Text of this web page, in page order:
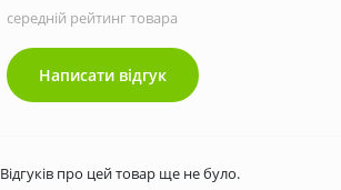
середній рейтинг товара
Написати відгук
Відгуків про цей товар ще не було.